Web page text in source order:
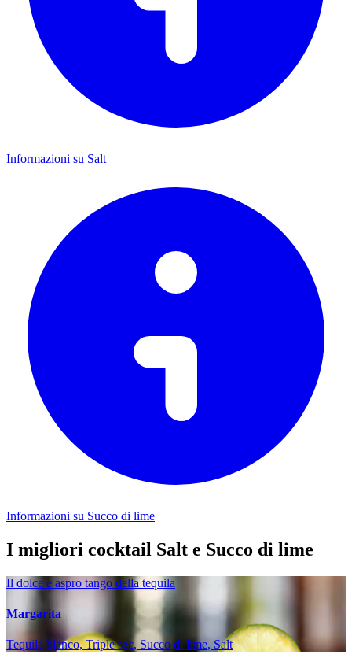
Informazioni su Salt
Informazioni su Succo di lime
I migliori cocktail Salt e Succo di lime
Il dolce e aspro tango della tequila
Margarita
Tequila blanco, Triple sec, Succo di lime, Salt